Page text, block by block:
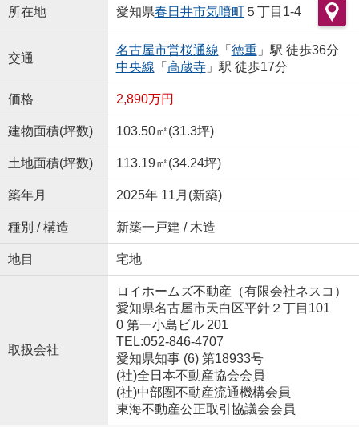
所在地 愛知県春日井市気噴町５丁目1-4
交通
名古屋市営桜通線 「 徳重」駅 徒歩36分
中央線 「 高蔵寺」駅 徒歩17分
価格 2,890万円
建物面積(坪数) 103.50㎡(31.3坪)
土地面積(坪数) 113.19㎡(34.24坪)
築年月 2025年 11月(新築)
種別 / 構造 新築一戸建 / 木造
地目 宅地
取扱会社
ロイホームズ不動産（有限会社ネスコ）
愛知県名古屋市天白区平針２丁目101
0 第一小島ビル 201
TEL:052-846-4707
愛知県知事 (6) 第18933号
(社)全日本不動産協会会員
(社)中部圏不動産流通機構会員
東海不動産公正取引協議会会員